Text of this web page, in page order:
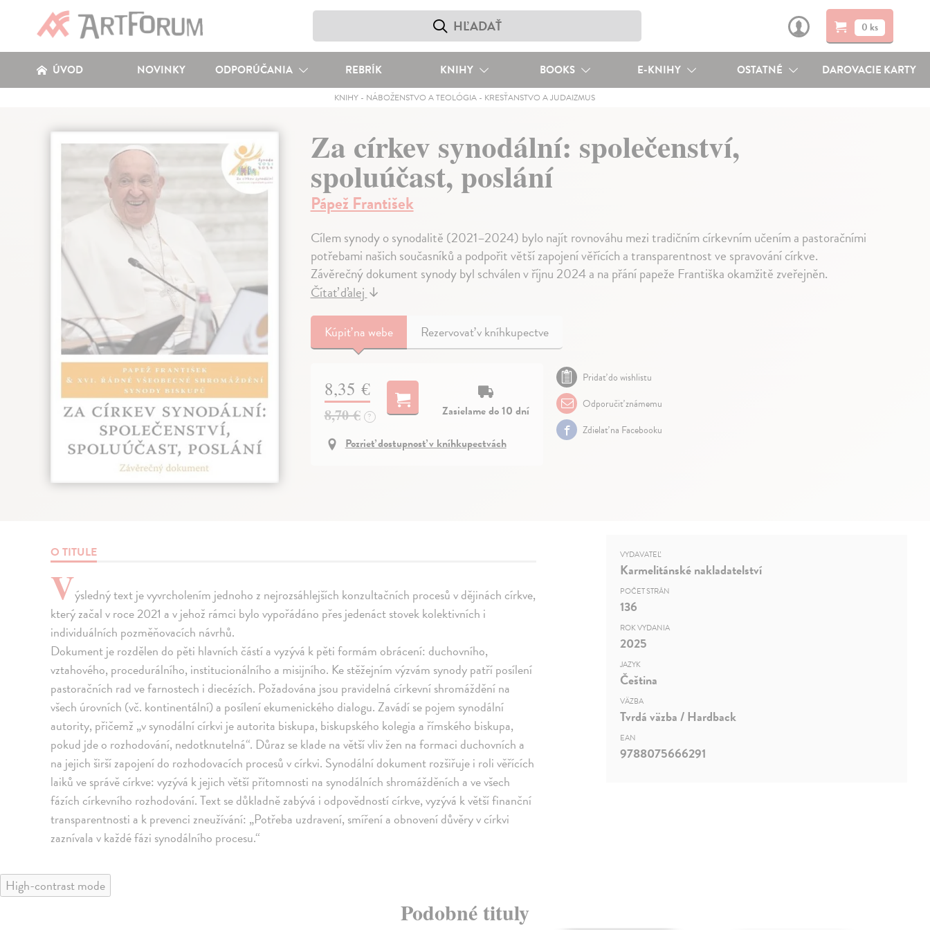
0 ks
ÚVOD NOVINKY ODPORÚČANIA REBRÍK KNIHY BOOKS E-KNIHY OSTATNÉ DAROVACIE KARTY
KNIHY - NÁBOŽENSTVO A TEOLÓGIA - KRESŤANSTVO A JUDAIZMUS
Za církev synodální: společenství,
spoluúčast, poslání
Pápež František
Cílem synody o synodalitě (2021–2024) bylo najít rovnováhu mezi tradičním církevním učením a pastoračními
potřebami našich současníků a podpořit větší zapojení věřících a transparentnost ve spravování církve.
Závěrečný dokument synody byl schválen v říjnu 2024 a na přání papeže Františka okamžitě zveřejněn.
Čítať ďalej↓
Kúpiťna webe Rezervovať v kníhkupectve
8,35 €
8,70 € ?
Zasielame do 10 dní
Pozrieť dostupnosť v kníhkupectvách
Pridať do wishlistu
Odporučiť známemu
Zdielať na Facebooku
O TITULE
Výsledný text je vyvrcholením jednoho z nejrozsáhlejších konzultačních procesů v dějinách církve,
který začal v roce 2021 a v jehož rámci bylo vypořádáno přes jedenáct stovek kolektivních i
individuálních pozměňovacích návrhů.
Dokument je rozdělen do pěti hlavních částí a vyzývá k pěti formám obrácení: duchovního,
vztahového, procedurálního, institucionálního a misijního. Ke stěžejním výzvám synody patří posílení
pastoračních rad ve farnostech i diecézích. Požadována jsou pravidelná církevní shromáždění na
všech úrovních (vč. kontinentální) a posílení ekumenického dialogu. Zavádí se pojem synodální
autority, přičemž „v synodální církvi je autorita biskupa, biskupského kolegia a římského biskupa,
pokud jde o rozhodování, nedotknutelná“. Důraz se klade na větší vliv žen na formaci duchovních a
na jejich širší zapojení do rozhodovacích procesů v církvi. Synodální dokument rozšiřuje i roli věřících
laiků ve správě církve: vyzývá k jejich větší přítomnosti na synodálních shromážděních a ve všech
fázích církevního rozhodování. Text se důkladně zabývá i odpovědností církve, vyzývá k větší finanční
transparentnosti a k prevenci zneužívání: „Potřeba uzdravení, smíření a obnovení důvěry v církvi
zaznívala v každé fázi synodálního procesu.“
VYDAVATEĽ
Karmelitánské nakladatelství
POČET STRÁN
136
ROK VYDANIA
2025
JAZYK
Čeština
VÄZBA
Tvrdá väzba / Hardback
EAN
9788075666291
High-contrast mode
Podobné tituly